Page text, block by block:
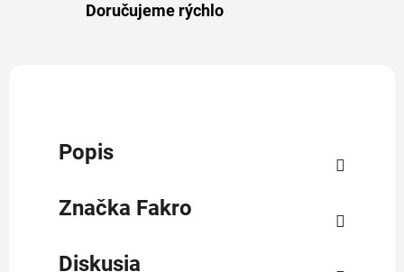
Doručujeme rýchlo
Popis
Značka Fakro
Diskusia